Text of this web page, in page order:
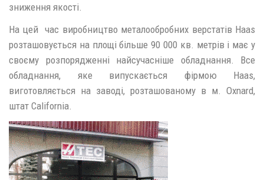
зниження якості.
На цей час виробництво металообробних верстатів Haas
розташовується на площі більше 90 000 кв. метрів і має у
своєму розпорядженні найсучасніше обладнання. Все
обладнання, яке випускається фірмою Haas,
виготовляється на заводі, розташованому в м. Oxnard,
штат California.